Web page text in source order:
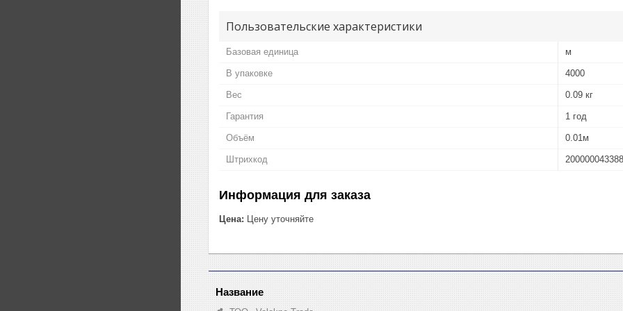
Пользовательские характеристики
Базовая единица м
В упаковке 4000
Вес 0.09 кг
Гарантия 1 год
Объём 0.01м
Штрихкод
Информация для заказа
Цена: Цену уточняйте